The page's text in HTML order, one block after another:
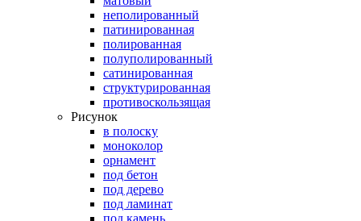
неполированный
патинированная
полированная
полуполированный
сатинированная
структурированная
противоскользящая
Рисунок
в полоску
моноколор
орнамент
под бетон
под дерево
под ламинат
под камень